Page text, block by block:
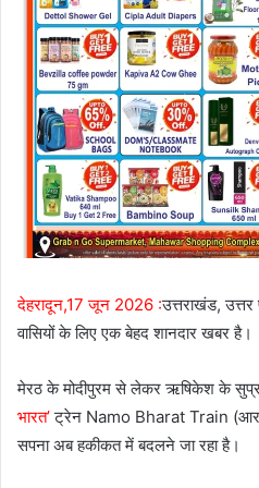
देहरादून,17 जून 2026 :उत्तराखंड,
वासियों के लिए एक बेहद शानदार खबर है।
मेरठ के मोदीपुरम से लेकर ऋषिकेश के
भारत’ट्रेन Namo Bharat Train
सपना अब हकीकत में बदलने जा रहा है।